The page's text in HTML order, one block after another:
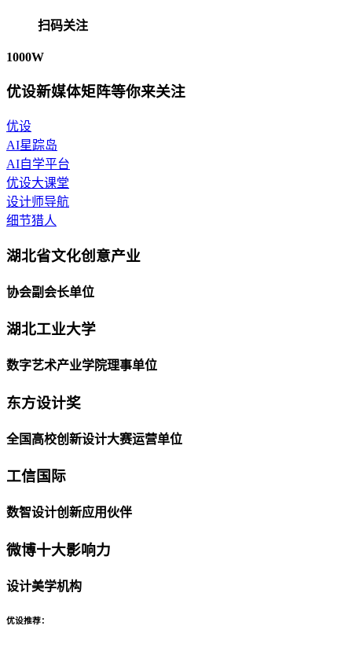
扫码关注
1000W
优设新媒体矩阵等你来关注
优设
AI星踪岛
AI自学平台
优设大课堂
设计师导航
细节猎人
湖北省文化创意产业
协会副会长单位
湖北工业大学
数字艺术产业学院理事单位
东方设计奖
全国高校创新设计大赛运营单位
工信国际
数智设计创新应用伙伴
微博十大影响力
设计美学机构
优设推荐：